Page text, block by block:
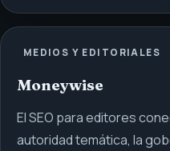
MEDIOS Y EDITORIALES
Moneywise
El SEO para editores
autoridad temática, la